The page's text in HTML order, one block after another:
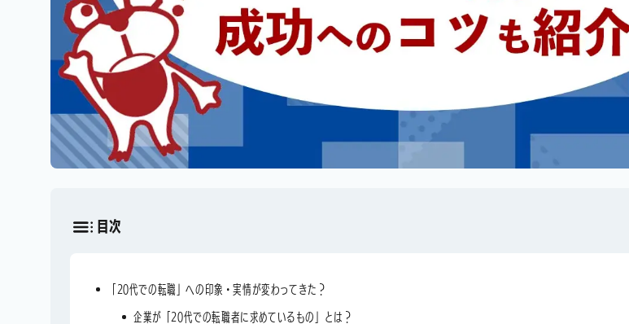
目次
「20代での転職」への印象・実情が変わってきた？
企業が「20代での転職者に求めているもの」とは？